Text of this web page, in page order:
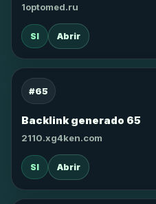
1optomed.ru
SI Abrir
#65
Backlink generado 65
2110.xg4ken.com
SI Abrir